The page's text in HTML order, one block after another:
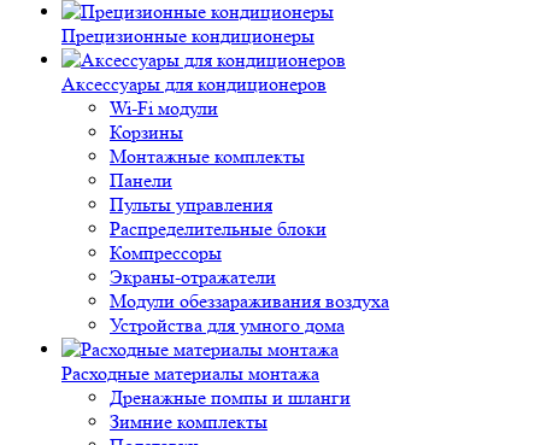
Прецизионные кондиционеры
Аксессуары для кондиционеров
Wi-Fi модули
Корзины
Монтажные комплекты
Панели
Пульты управления
Распределительные блоки
Компрессоры
Экраны-отражатели
Модули обеззараживания воздуха
Устройства для умного дома
Расходные материалы монтажа
Дренажные помпы и шланги
Зимние комплекты